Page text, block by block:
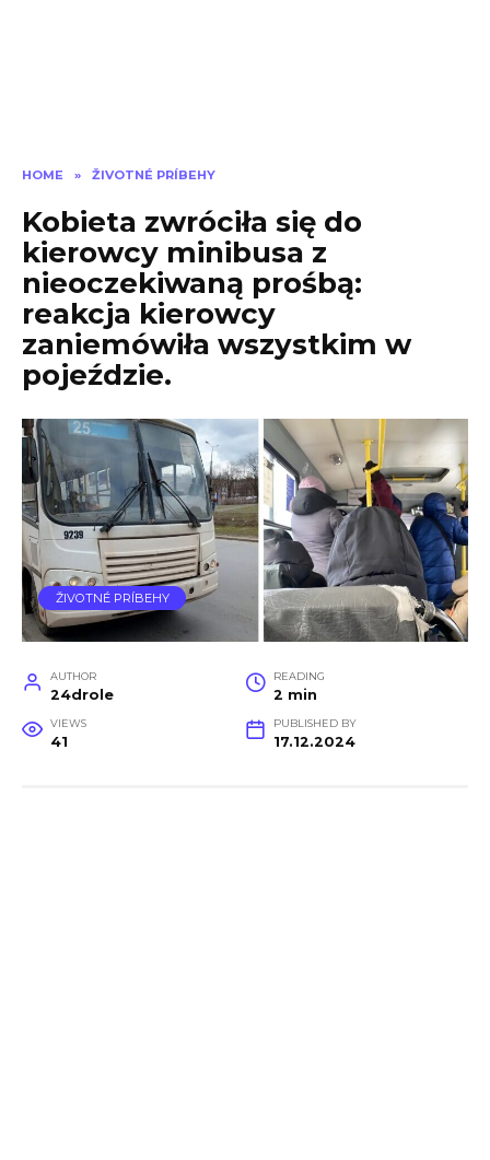
HOME » ŽIVOTNÉ PRÍBEHY
Kobieta zwróciła się do
kierowcy minibusa z
nieoczekiwaną prośbą:
reakcja kierowcy
zaniemówiła wszystkim w
pojeździe.
ŽIVOTNÉ PRÍBEHY
AUTHOR
24drole
READING
2 min
VIEWS
41
PUBLISHED BY
17.12.2024